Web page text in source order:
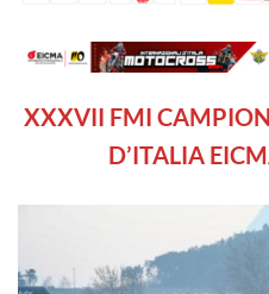
XXXVII FMI
D’ITALIA